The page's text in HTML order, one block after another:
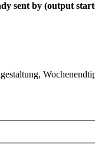
sent by (output